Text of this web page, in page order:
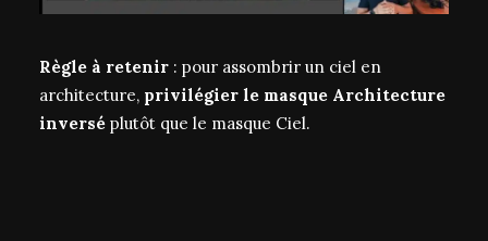
Règle à retenir : pour assombrir un ciel en
architecture, privilégier le masque Architecture
inversé plutôt que le masque Ciel.